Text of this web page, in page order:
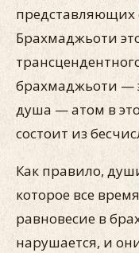
представляющих
Брахмаджьоти
брахмаджьоти —
душа — атом в
состоит из
Как правило,
которое все
равновесие в
нарушается, и